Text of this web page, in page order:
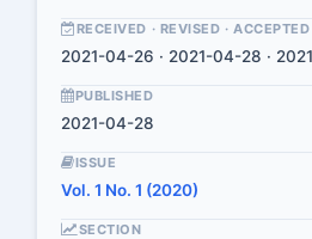
RECEIVED · REVISED · ACCEPTED
2021-04-26 · 2021-04-28 ·
PUBLISHED
2021-04-28
ISSUE
Vol. 1 No. 1 (2020)
SECTION